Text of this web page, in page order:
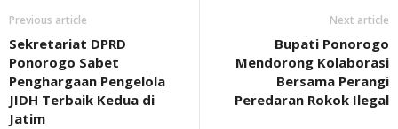
Previous article
Sekretariat DPRD
Ponorogo Sabet
Penghargaan Pengelola
JIDH Terbaik Kedua di
Jatim
Next article
Bupati Ponorogo
Mendorong Kolaborasi
Bersama Perangi
Peredaran Rokok Ilegal